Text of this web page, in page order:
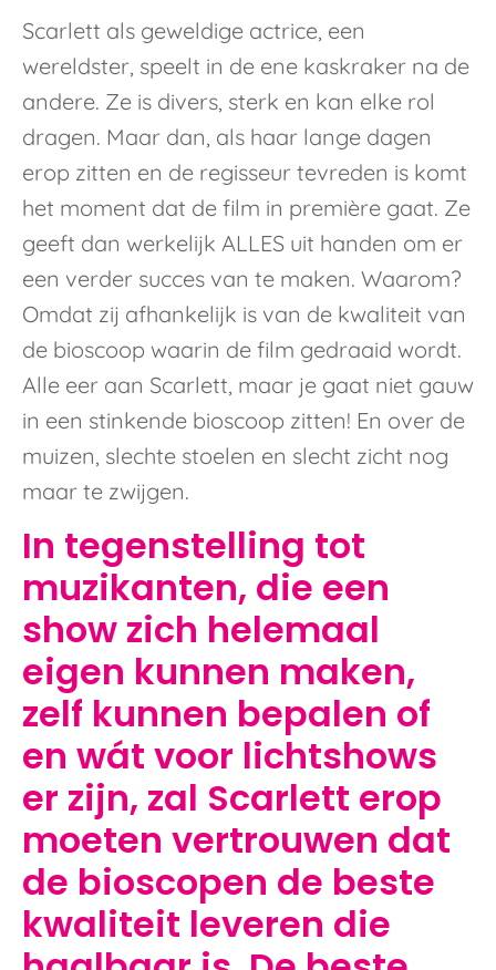
Scarlett als geweldige actrice, een
wereldster, speelt in de ene kaskraker na de
andere. Ze is divers, sterk en kan elke rol
dragen. Maar dan, als haar lange dagen
erop zitten en de regisseur tevreden is komt
het moment dat de film in première gaat. Ze
geeft dan werkelijk ALLES uit handen om er
een verder succes van te maken. Waarom?
Omdat zij afhankelijk is van de kwaliteit van
de bioscoop waarin de film gedraaid wordt.
Alle eer aan Scarlett, maar je gaat niet gauw
in een stinkende bioscoop zitten! En over de
muizen, slechte stoelen en slecht zicht nog
maar te zwijgen.
In tegenstelling tot
muzikanten, die een
show zich helemaal
eigen kunnen maken,
zelf kunnen bepalen of
en wát voor lichtshows
er zijn, zal Scarlett erop
moeten vertrouwen dat
de bioscopen de beste
kwaliteit leveren die